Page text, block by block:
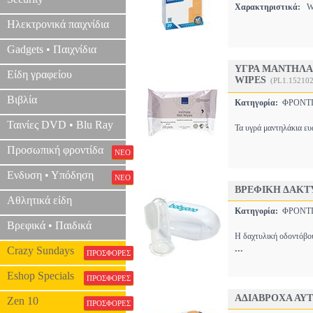
Ηλεκτρονικά παιχνίδια
Gadgets • Παιχνίδια
Είδη γραφείου
Βιβλία
Ταινίες DVD • Blu Ray
Προσωπική φροντίδα ΝΕΟ
Ενδυση • Υπόδηση ΝΕΟ
Αθλητικά είδη
Βρεφικά • Παιδικά
Crazy Sundays ΠΡΟΣΦΟΡΕΣ
Eshop Specials ΠΡΟΣΦΟΡΕΣ
Zen 10 ΠΡΟΣΦΟΡΕΣ
Χαρακτηριστικά:
ΥΓΡΑ
WIPES
Κατηγορία:
Τα υγρά μαντηλάκια
ΒΡΕΦΙΚΗ
Κατηγορία:
Η δαχτυλική
...
ΑΔΙΑΒΡΟΧΑ